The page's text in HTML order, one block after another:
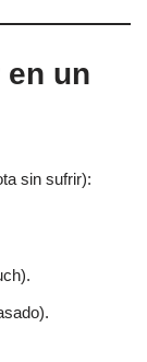
un
sin sufrir):